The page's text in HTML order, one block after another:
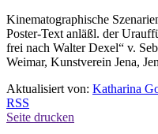
Kinematographische
Poster-Text anläßl. der
frei nach Walter Dexel“ v.
Weimar, Kunstverein Jena,
Aktualisiert von: Katharina
RSS
Seite drucken